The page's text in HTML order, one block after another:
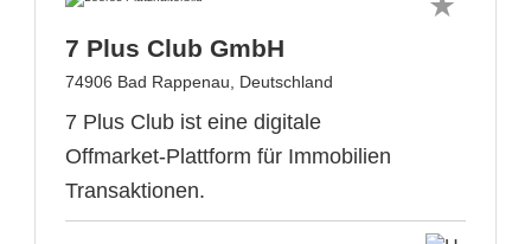
7 Plus Club GmbH
74906 Bad Rappenau, Deutschland
7 Plus Club ist eine digitale
Offmarket-Plattform für Immobilien
Transaktionen.